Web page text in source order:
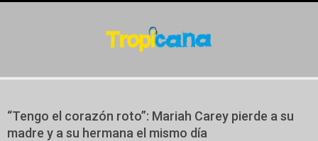
Menu
“Tengo el corazón roto”: Mariah Carey pierde a su
madre y a su hermana el mismo día